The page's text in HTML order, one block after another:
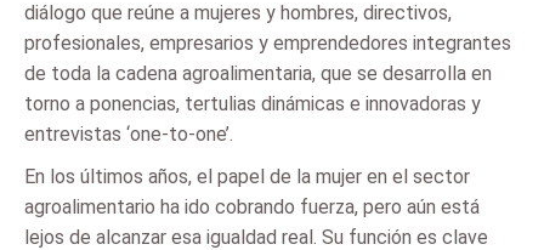
diálogo que reúne a mujeres y hombres, directivos,
profesionales, empresarios y emprendedores integrantes
de toda la cadena agroalimentaria, que se desarrolla en
torno a ponencias, tertulias dinámicas e innovadoras y
entrevistas ‘one-to-one’.
En los últimos años, el papel de la mujer en el sector
agroalimentario ha ido cobrando fuerza, pero aún está
lejos de alcanzar esa igualdad real. Su función es clave